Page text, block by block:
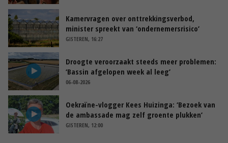
Kamervragen over onttrekkingsverbod,
minister spreekt van ‘ondernemersrisico’
GISTEREN, 16:27
Droogte veroorzaakt steeds meer problemen:
‘Bassin afgelopen week al leeg’
06-08-2026
Oekraïne-vlogger Kees Huizinga: ‘Bezoek van
de ambassade mag zelf groente plukken’
GISTEREN, 12:00